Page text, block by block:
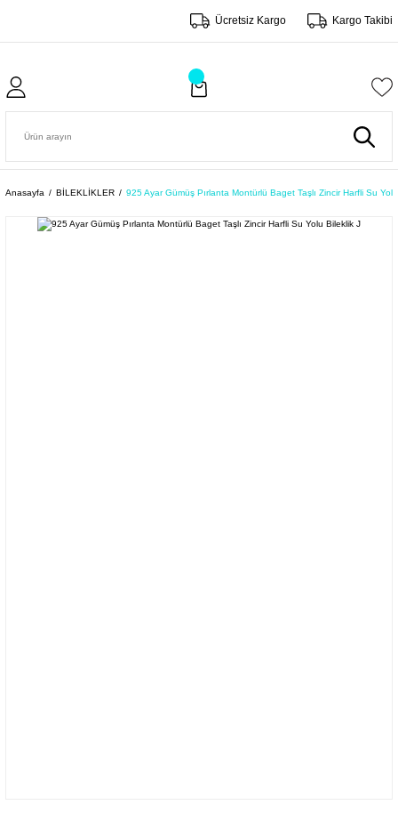
Ücretsiz Kargo Kargo Takibi
Anasayfa BİLEKLİKLER 925 Ayar Gümüş Pırlanta Montürlü Baget Taşlı Zincir Harfli Su